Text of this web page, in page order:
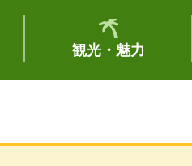
観光・魅力